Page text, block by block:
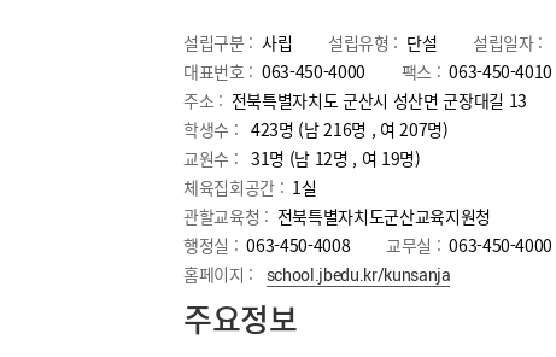
설립구분 : 사립 설립유형 : 단설 설립일자 :
대표번호 : 063-450-4000 팩스 : 063-450-4010
주소 : 전북특별자치도 군산시 성산면 군장대길 13
학생수 : 423명 (남 216명 , 여 207명)
교원수 : 31명 (남 12명 , 여 19명)
체육집회공간 : 1실
관할교육청 : 전북특별자치도군산교육지원청
행정실 : 063-450-4008 교무실 : 063-450-4000
홈페이지 :
school.jbedu.kr/kunsanja
주요정보